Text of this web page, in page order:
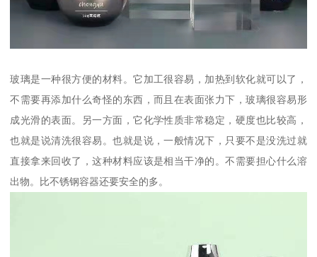
玻璃是一种很方便的材料。它加工很容易，加热到软化就可以了，
不需要再添加什么奇怪的东西，而且在表面张力下，玻璃很容易形
成光滑的表面。另一方面，它化学性质非常稳定，硬度也比较高，
也就是说清洗很容易。也就是说，一般情况下，只要不是没洗过就
直接拿来回收了，这种材料应该是相当干净的。不需要担心什么溶
出物。比不锈钢容器还要安全的多。